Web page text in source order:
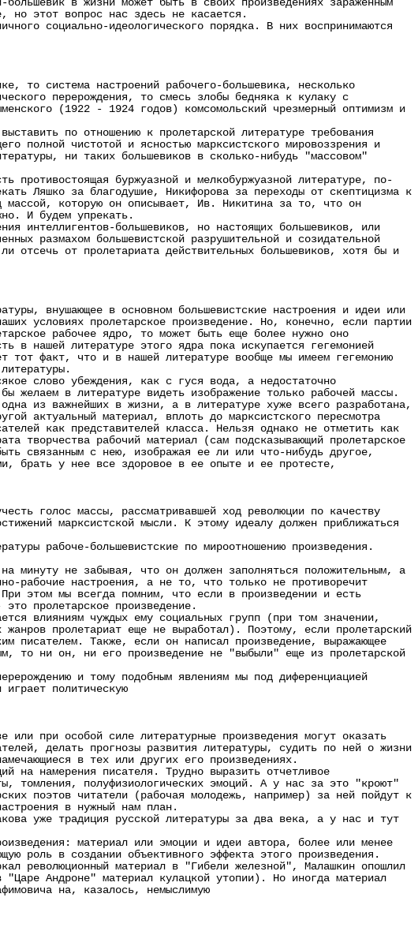
в жизни может быть в своих произведениях зараженным
но этот вопрос нас здесь не касается.
социально-идеологического порядка. В них воспринимаются
то система настроений рабочего-большевика, несколько
перерождения, то смесь злобы бедняка к кулаку с
(1922 - 1924 годов) комсомольский чрезмерный оптимизм и
по отношению к пролетарской литературе требования
полной чистотой и ясностью марксистского мировоззрения и
ни таких большевиков в сколько-нибудь "массовом"
буржуазной и мелкобуржуазной литературе, по-
Ляшко за благодушие, Никифорова за переходы от скептицизма к
массой, которую он описывает, Ив. Никитина за то, что он
И будем упрекать.
большевиков, но настоящих большевиков, или
размахом большевистской разрушительной и созидательной
от пролетариата действительных большевиков, хотя бы и
внушающее в основном большевистские настроения и идеи или
условиях пролетарское произведение. Но, конечно, если партии
рабочее ядро, то может быть еще более нужно оно
в нашей литературе этого ядра пока искупается гегемонией
тот факт, что и в нашей литературе вообще мы имеем гегемонию
слово убеждения, как с гуся вода, а недостаточно
желаем в литературе видеть изображение только рабочей массы.
из важнейших в жизни, а в литературе хуже всего разработана,
актуальный материал, вплоть до марксистского пересмотра
как представителей класса. Нельзя однако не отметить как
творчества рабочий материал (сам подсказывающий пролетарское
связанным с нею, изображая ее ли или что-нибудь другое,
брать у нее все здоровое в ее опыте и ее протесте,
голос массы, рассматривавшей ход революции по качеству
марксистской мысли. К этому идеалу должен приближаться
рабоче-большевистские по мироотношению произведения.
не забывая, что он должен заполняться положительным, а
рабочие настроения, а не то, что только не противоречит
этом мы всегда помним, что если в произведении и есть
пролетарское произведение.
влияниям чуждых ему социальных групп (при том значении,
пролетариат еще не выработал). Поэтому, если пролетарский
писателем. Также, если он написал произведение, выражающее
то ни он, ни его произведение не "выбыли" еще из пролетарской
и тому подобным явлениям мы под диференциацией
политическую
при особой силе литературные произведения могут оказать
делать прогнозы развития литературы, судить по ней о жизни
в тех или других его произведениях.
на намерения писателя. Трудно выразить отчетливое
томления, полуфизиологических эмоций. А у нас за это "кроют"
поэтов читатели (рабочая молодежь, например) за ней пойдут к
в нужный нам план.
уже традиция русской литературы за два века, а у нас и тут
материал или эмоции и идеи автора, более или менее
роль в создании объективного эффекта этого произведения.
материал в "Гибели железной", Малашкин опошлил
"Царе Андроне" материал кулацкой утопии). Но иногда материал
на, казалось, немыслимую